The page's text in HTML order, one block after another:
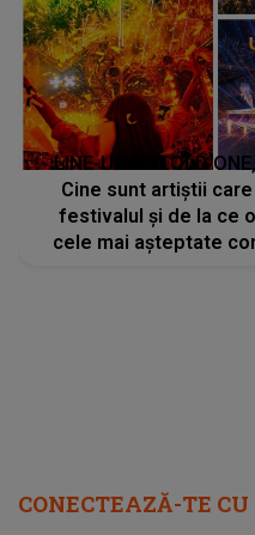
LINE-UP UNTOLD
Cine sunt artiștii
festivalul și de la ce
cele mai așteptate
CONECTEAZĂ-TE CU